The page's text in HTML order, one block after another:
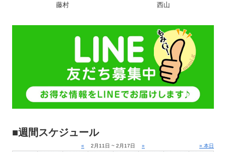
藤村 西山
■週間スケジュール
« 2月11日 ~ 2月17日 » » 本日